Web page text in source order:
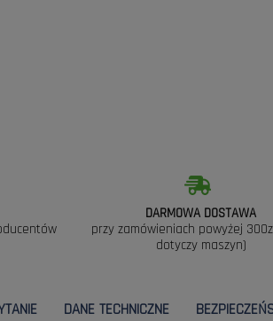
DARMOWA DOSTAWA
przy zamówieniach powyżej
dotyczy maszyn)
DANE TECHNICZNE